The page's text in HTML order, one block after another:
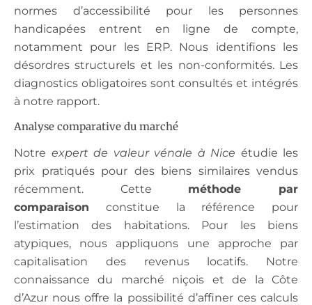
normes d’accessibilité pour les personnes
handicapées entrent en ligne de compte,
notamment pour les ERP. Nous identifions les
désordres structurels et les non-conformités. Les
diagnostics obligatoires sont consultés et intégrés
à notre rapport.
Analyse comparative du marché
Notre expert de valeur vénale à Nice étudie les
prix pratiqués pour des biens similaires vendus
récemment. Cette méthode par
comparaison constitue la référence pour
l’estimation des habitations. Pour les biens
atypiques, nous appliquons une approche par
capitalisation des revenus locatifs. Notre
connaissance du marché niçois et de la Côte
d’Azur nous offre la possibilité d’affiner ces calculs